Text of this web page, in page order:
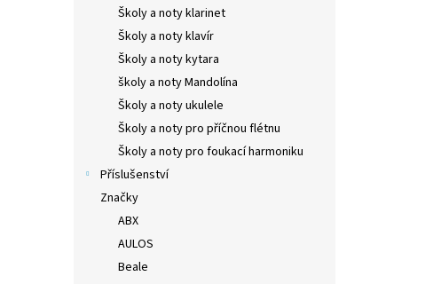
Školy a noty klarinet
Školy a noty klavír
Školy a noty kytara
školy a noty Mandolína
Školy a noty ukulele
Školy a noty pro příčnou flétnu
Školy a noty pro foukací harmoniku
Příslušenství
Značky
ABX
AULOS
Beale